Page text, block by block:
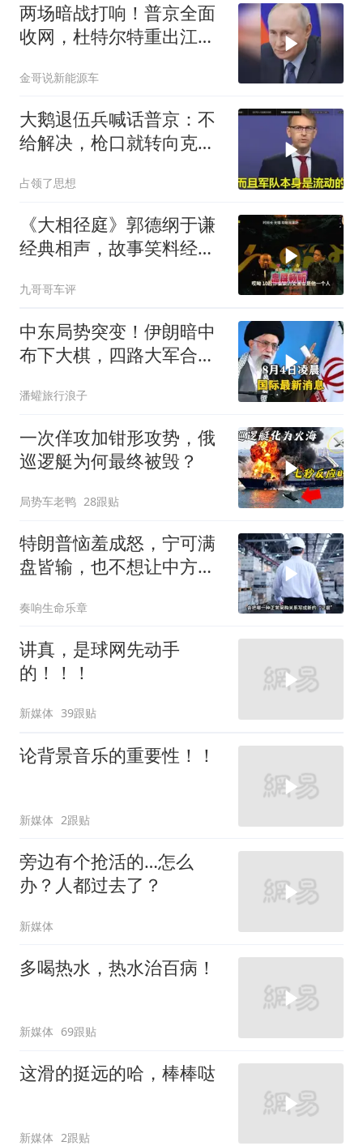
两场暗战打响！普京全面
收网，杜特尔特重出江
点，哪个先崩？
金哥说新能源车
大鹅退伍兵喊话普京：不
给解决，枪口就转向克里
占领了思想
《大相径庭》郭德纲于谦
经典相声，故事笑料经典
九哥哥车评
中东局势突变！伊朗暗中
布下大棋，四路大军合
潘蠸旅行浪子
一次佯攻加钳形攻势，俄
巡逻艇为何最终被毁？
局势车老鸭 28跟贴
特朗普恼羞成怒，宁可满
盘皆输，也不想让中方供
奏响生命乐章
讲真，是球网先动手
的！！！
新媒体 39跟贴
论背景音乐的重要性！！
新媒体 2跟贴
旁边有个抢活的…怎么
办？人都过去了？
新媒体
多喝热水，热水治百病！
新媒体 69跟贴
这滑的挺远的哈，棒棒哒
新媒体 2跟贴